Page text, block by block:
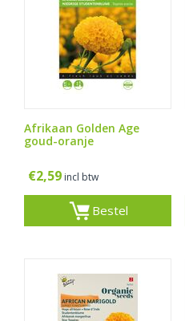
Afrikaan Golden Age
goud-oranje
€2,59 incl btw
Bestel